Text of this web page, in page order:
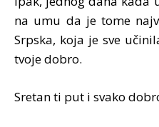
na umu da je tome
Srpska, koja je sve
tvoje dobro.
Sretan ti put i svako